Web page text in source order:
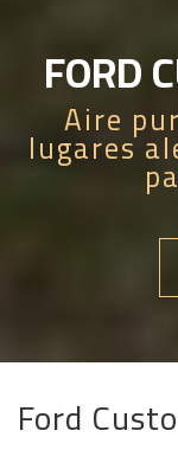
FORD
Aire
lugares
Ford